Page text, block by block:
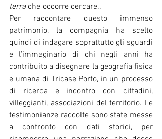
terra che occorre cercare..
Per raccontare questo immenso
patrimonio, la compagnia ha scelto
quindi di indagare soprattutto gli sguardi
e l’immaginario di chi negli anni ha
contribuito a disegnare la geografia fisica
e umana di Tricase Porto, in un processo
di ricerca e incontro con cittadini,
villeggianti, associazioni del territorio. Le
testimonianze raccolte sono state messe
a confronto con dati storici, per